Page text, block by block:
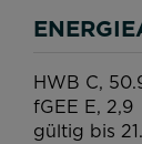
HWB C,
fGEE E, 2,9
gültig bis